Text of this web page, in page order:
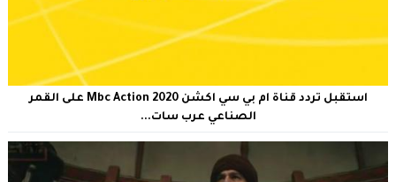
استقبل تردد قناة ام بي سي اكشن Mbc Action 2020 على القمر
الصناعي عرب سات...